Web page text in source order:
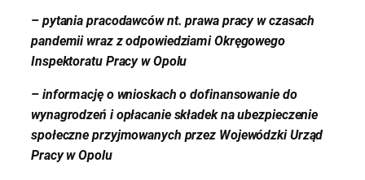
– pytania pracodawców nt. prawa pracy w czasach
pandemii wraz z odpowiedziami Okręgowego
Inspektoratu Pracy w Opolu
– informację o wnioskach o dofinansowanie do
wynagrodzeń i opłacanie składek na ubezpieczenie
społeczne przyjmowanych przez Wojewódzki Urząd
Pracy w Opolu